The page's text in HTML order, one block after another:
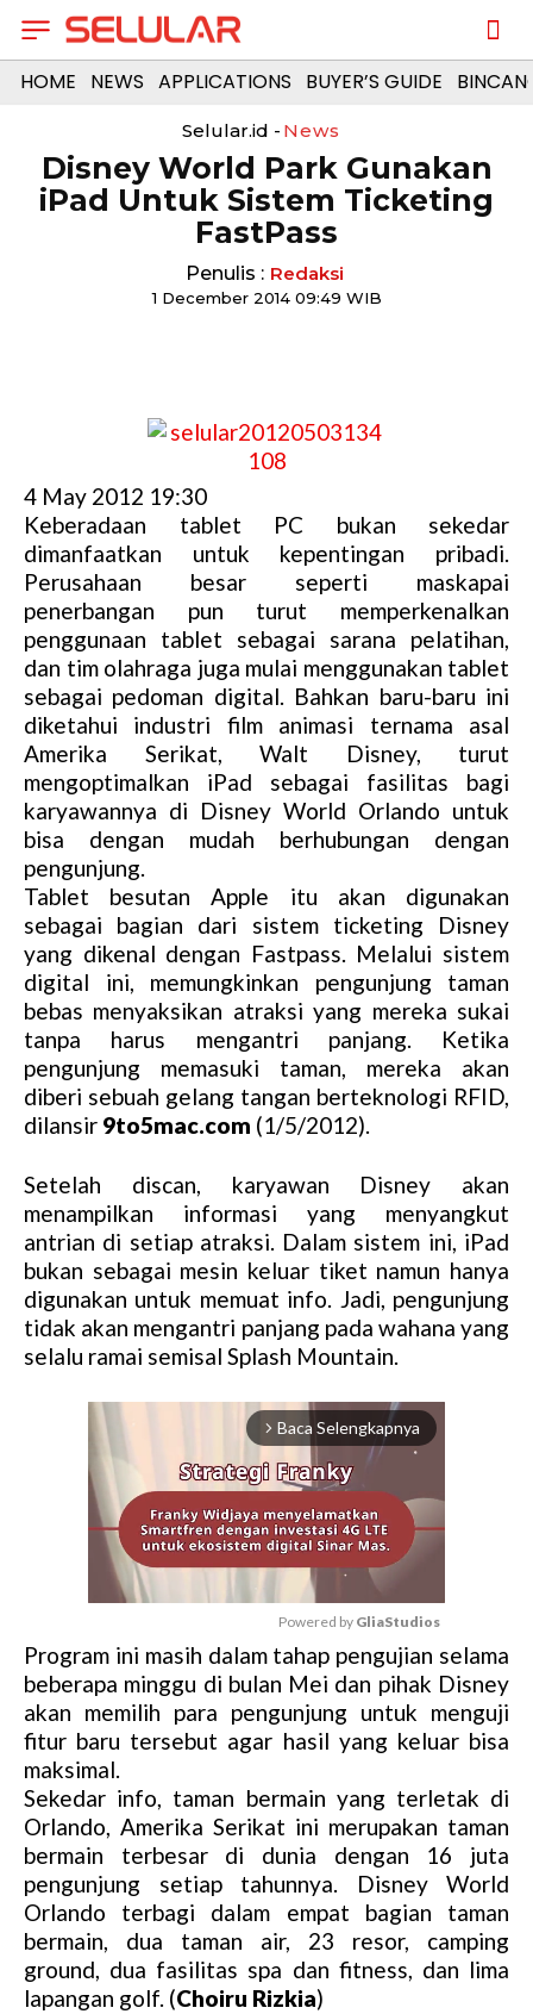
HOME NEWS APPLICATIONS BUYER’S GUIDE
Selular.id - News
Disney World Park Gunakan
iPad Untuk Sistem Ticketing
FastPass
Penulis : Redaksi
1 December 2014 09:49 WIB
4 May 2012 19:30
Keberadaan tablet PC bukan sekedar
dimanfaatkan untuk kepentingan pribadi.
Perusahaan besar seperti maskapai
penerbangan pun turut memperkenalkan
penggunaan tablet sebagai sarana pelatihan,
dan tim olahraga juga mulai menggunakan tablet
sebagai pedoman digital. Bahkan baru-baru ini
diketahui industri film animasi ternama asal
Amerika Serikat, Walt Disney, turut
mengoptimalkan iPad sebagai fasilitas bagi
karyawannya di Disney World Orlando untuk
bisa dengan mudah berhubungan dengan
pengunjung.
Tablet besutan Apple itu akan digunakan
sebagai bagian dari sistem ticketing Disney
yang dikenal dengan Fastpass. Melalui sistem
digital ini, memungkinkan pengunjung taman
bebas menyaksikan atraksi yang mereka sukai
tanpa harus mengantri panjang. Ketika
pengunjung memasuki taman, mereka akan
diberi sebuah gelang tangan berteknologi RFID,
dilansir 9to5mac.com (1/5/2012).
Setelah discan, karyawan Disney akan
menampilkan informasi yang menyangkut
antrian di setiap atraksi. Dalam sistem ini, iPad
bukan sebagai mesin keluar tiket namun hanya
digunakan untuk memuat info. Jadi, pengunjung
tidak akan mengantri panjang pada wahana yang
selalu ramai semisal Splash Mountain.
arrow_forward_ios Baca Selengkapnya
M
u
t
e
Powered by GliaStudios
Program ini masih dalam tahap pengujian selama
beberapa minggu di bulan Mei dan pihak Disney
akan memilih para pengunjung untuk menguji
fitur baru tersebut agar hasil yang keluar bisa
maksimal.
Sekedar info, taman bermain yang terletak di
Orlando, Amerika Serikat ini merupakan taman
bermain terbesar di dunia dengan 16 juta
pengunjung setiap tahunnya. Disney World
Orlando terbagi dalam empat bagian taman
bermain, dua taman air, 23 resor, camping
ground, dua fasilitas spa dan fitness, dan lima
lapangan golf. (Choiru Rizkia)